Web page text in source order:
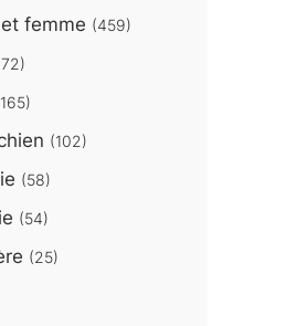
femme (459)
(102)
(58)
(54)
(25)